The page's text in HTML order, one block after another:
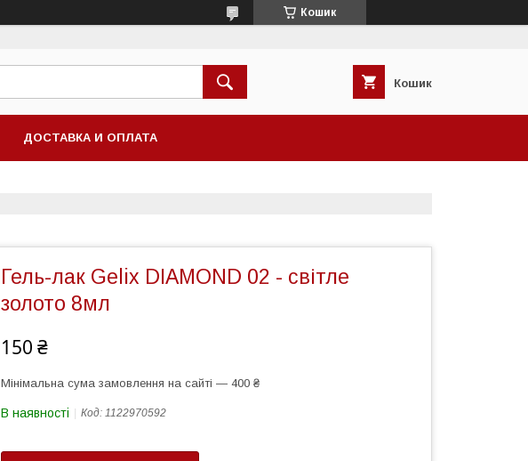
Кошик
Кошик
ДОСТАВКА И ОПЛАТА
Гель-лак Gelix DIAMOND 02 - світле
золото 8мл
150 ₴
Мінімальна сума замовлення на сайті — 400 ₴
В наявності Код: 1122970592